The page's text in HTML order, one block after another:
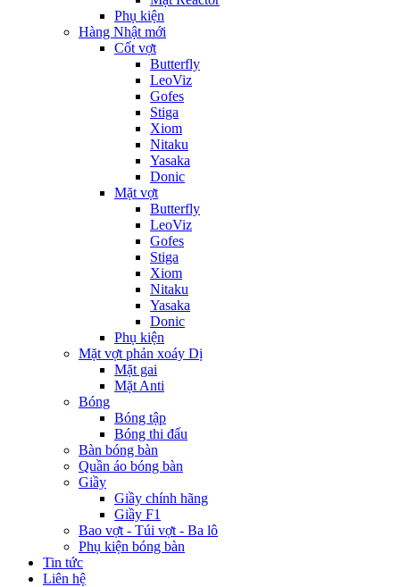
Phụ kiện
Hàng Nhật mới
Cốt vợt
Butterfly
LeoViz
Gofes
Stiga
Xiom
Nitaku
Yasaka
Donic
Mặt vợt
Butterfly
LeoViz
Gofes
Stiga
Xiom
Nitaku
Yasaka
Donic
Phụ kiện
Mặt vợt phản xoáy Dị
Mặt gai
Mặt Anti
Bóng
Bóng tập
Bóng thi đấu
Bàn bóng bàn
Quần áo bóng bàn
Giầy
Giầy chính hãng
Giầy F1
Bao vợt - Túi vợt - Ba lô
Phụ kiện bóng bàn
Tin tức
Liên hệ